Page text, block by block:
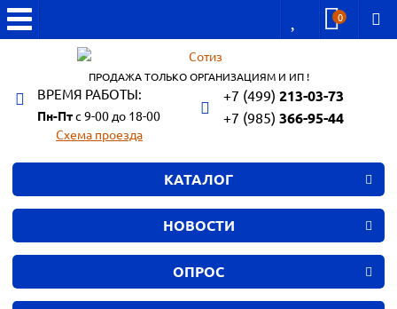
0
ПРОДАЖА ТОЛЬКО ОРГАНИЗАЦИЯМ И ИП !
ВРЕМЯ РАБОТЫ:
Пн-Птс 9-00 до 18-00
Схема проезда
+7 (499) 213-03-73
+7 (985) 366-95-44
КАТАЛОГ
НОВОСТИ
ОПРОС